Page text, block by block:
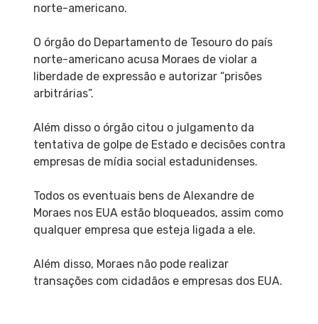
norte-americano.
O órgão do Departamento de Tesouro do país
norte-americano acusa Moraes de violar a
liberdade de expressão e autorizar “prisões
arbitrárias”.
Além disso o órgão citou o julgamento da
tentativa de golpe de Estado e decisões contra
empresas de mídia social estadunidenses.
Todos os eventuais bens de Alexandre de
Moraes nos EUA estão bloqueados, assim como
qualquer empresa que esteja ligada a ele.
Além disso, Moraes não pode realizar
transações com cidadãos e empresas dos EUA.